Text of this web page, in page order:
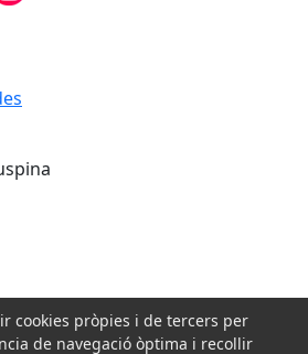
cookies pròpies i de tercers per
de navegació òptima i recollir